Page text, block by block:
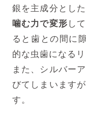
銀を主成分とし
噛む力で変形 し
ると歯との間に
的な虫歯になる
また、シルバー
びてしまいます
す。